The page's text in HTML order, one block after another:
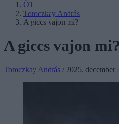
ÖT
Toroczkay András
A giccs vajon mi?
A giccs vajon mi?
Toroczkay András / 2025. december